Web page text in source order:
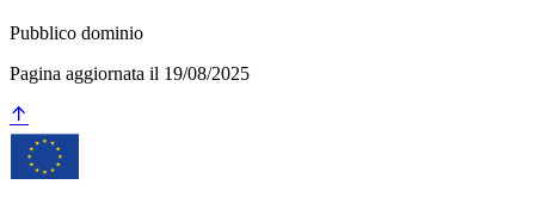
Pubblico dominio
Pagina aggiornata il 19/08/2025